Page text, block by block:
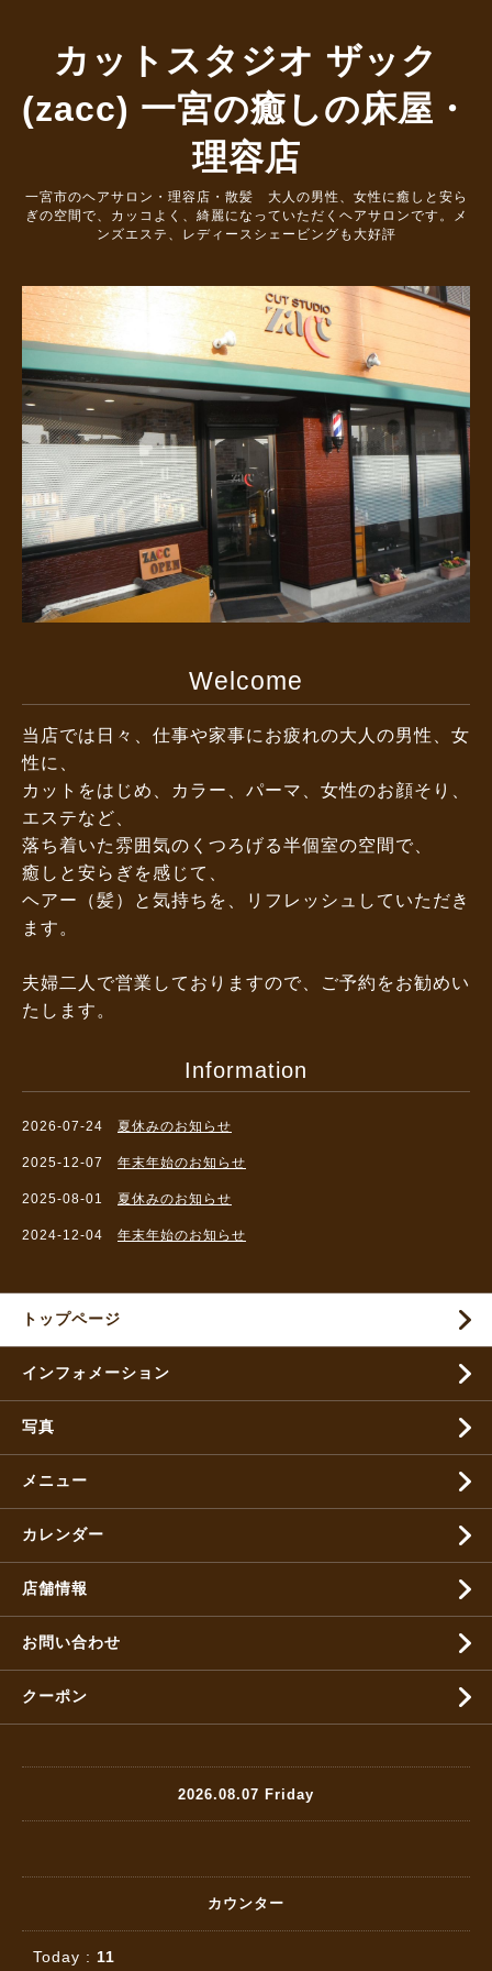
カットスタジオ ザック
(zacc) 一宮の癒しの床屋・
理容店
一宮市のヘアサロン・理容店・散髪 大人の男性、女性に癒しと安ら
ぎの空間で、カッコよく、綺麗になっていただくヘアサロンです。メ
ンズエステ、レディースシェービングも大好評
Welcome
当店では日々、仕事や家事にお疲れの大人の男性、女
性に、
カットをはじめ、カラー、パーマ、女性のお顔そり、
エステなど、
落ち着いた雰囲気のくつろげる半個室の空間で、
癒しと安らぎを感じて、
ヘアー（髪）と気持ちを、リフレッシュしていただき
ます。
夫婦二人で営業しておりますので、ご予約をお勧めい
たします。
Information
2026-07-24 夏休みのお知らせ
2025-12-07 年末年始のお知らせ
2025-08-01 夏休みのお知らせ
2024-12-04 年末年始のお知らせ
トップページ
インフォメーション
写真
メニュー
カレンダー
店舗情報
お問い合わせ
クーポン
2026.08.07 Friday
カウンター
Today : 11